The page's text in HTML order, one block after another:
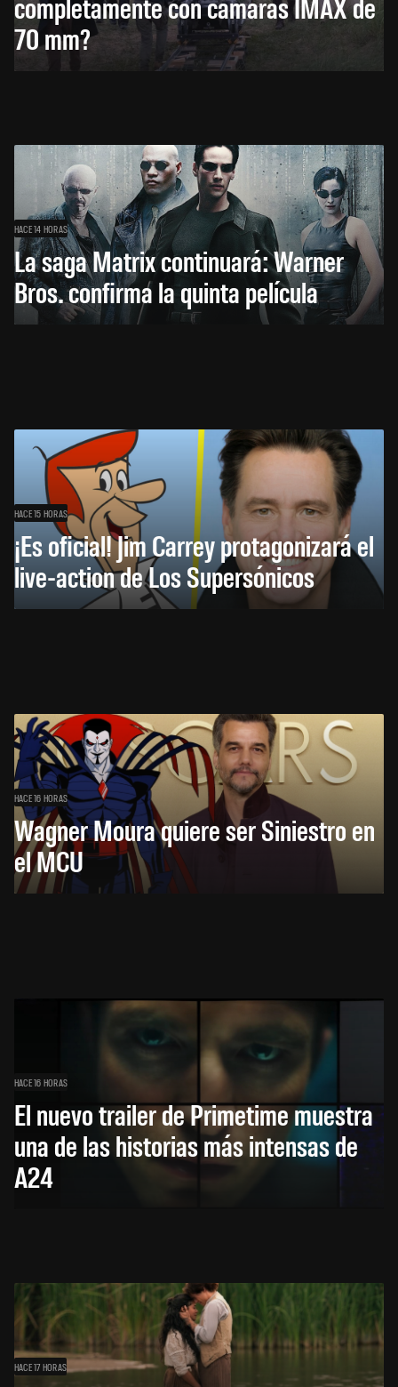
70 mm?
HACE 14 HORAS
La saga Matrix continuará: Warner
Bros. confirma la quinta película
HACE 15 HORAS
¡Es oficial! Jim Carrey protagonizará el
live-action de Los Supersónicos
HACE 16 HORAS
Wagner Moura quiere ser Siniestro en
el MCU
HACE 16 HORAS
El nuevo trailer de Primetime muestra
una de las historias más intensas de
A24
HACE 17 HORAS